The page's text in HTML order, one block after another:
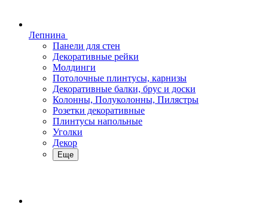
Лепнина
Панели для стен
Декоративные рейки
Молдинги
Потолочные плинтусы, карнизы
Декоративные балки, брус и доски
Колонны, Полуколонны, Пилястры
Розетки декоративные
Плинтусы напольные
Уголки
Декор
Еще